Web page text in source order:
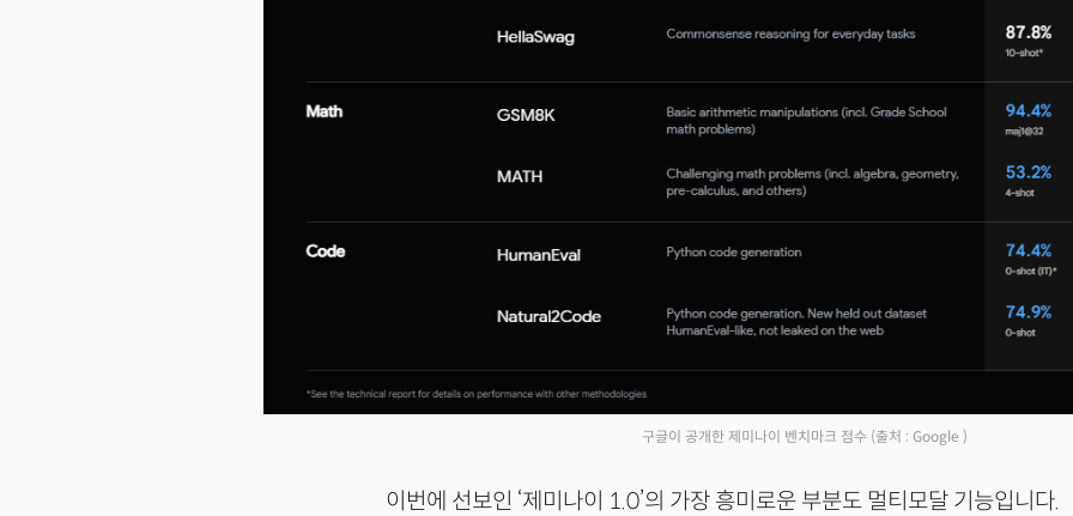
구글이 공개한 제미나이 벤치마크 점수 (출처 : Google )
이번에 선보인 ‘제미나이 1.0’의 가장 흥미로운 부분도 멀티모달 기능입니다.